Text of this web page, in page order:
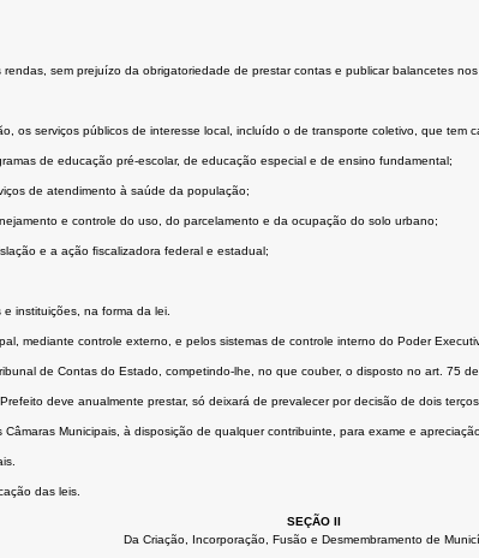
sem prejuízo da obrigatoriedade de prestar contas e publicar balancetes
os serviços públicos de interesse local, incluído o de transporte coletivo, que tem
de educação pré-escolar, de educação especial e de ensino fundamental;
de atendimento à saúde da população;
e controle do uso, do parcelamento e da ocupação do solo urbano;
e a ação ﬁscalizadora federal e estadual;
instituições, na forma da lei.
mediante controle externo, e pelos sistemas de controle interno do Poder
de Contas do Estado, competindo-lhe, no que couber, o disposto no art. 75
deve anualmente prestar, só deixará de prevalecer por decisão de dois terços
Municipais, à disposição de qualquer contribuinte, para exame e
das leis.
SEÇÃO II
Da Criação, Incorporação, Fusão e Desmembramento de